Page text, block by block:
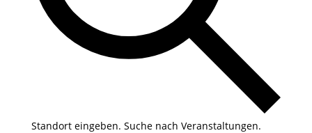
Standort eingeben. Suche nach Veranstaltungen.